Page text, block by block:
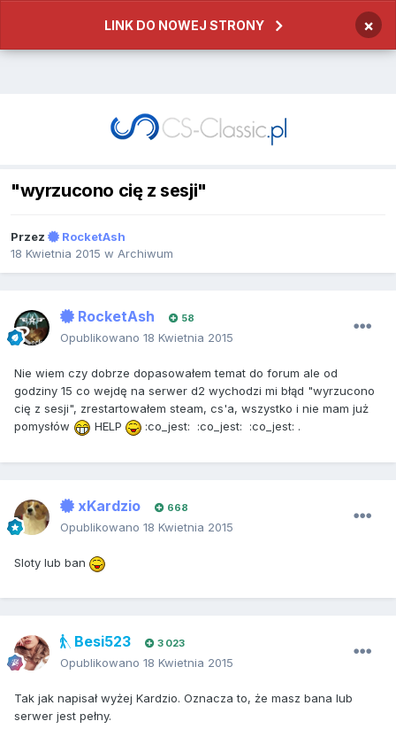
LINK DO NOWEJ STRONY ×
"wyrzucono cię z sesji"
Przez
RocketAsh
18 Kwietnia 2015 w Archiwum
RocketAsh 58
Opublikowano 18 Kwietnia 2015
Nie wiem czy dobrze dopasowałem temat do forum ale od
godziny 15 co wejdę na serwer d2 wychodzi mi błąd "wyrzucono
cię z sesji", zrestartowałem steam, cs'a, wszystko i nie mam już
pomysłów
HELP :co_jest: :co_jest: :co_jest: .
xKardzio 668
Opublikowano 18 Kwietnia 2015
Sloty lub ban
Besi523 3 023
Opublikowano 18 Kwietnia 2015
Tak jak napisał wyżej Kardzio. Oznacza to, że masz bana lub
serwer jest pełny.